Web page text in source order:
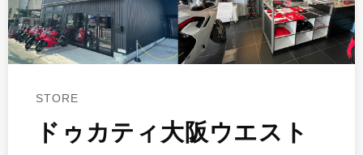
STORE
ドゥカティ大阪ウエスト